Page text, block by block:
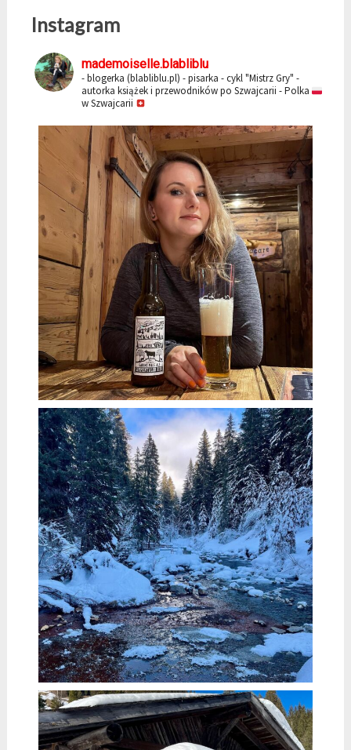
Instagram
mademoiselle.blabliblu
- blogerka (blabliblu.pl) - pisarka - cykl "Mistrz Gry" -
autorka książek i przewodników po Szwajcarii - Polka
w Szwajcarii